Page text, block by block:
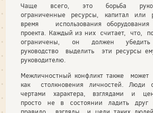
Чаще всего, это борьба
ограниченные ресурсы, капитал или
время использования
проекта. Каждый из них считает, что,
ограничены, он должен убедить
руководство выделить эти ресурсы
руководителю.
Межличностный конфликт также
как столкновения личностей.
чертами характера, взглядами и
просто не в состоянии ладить